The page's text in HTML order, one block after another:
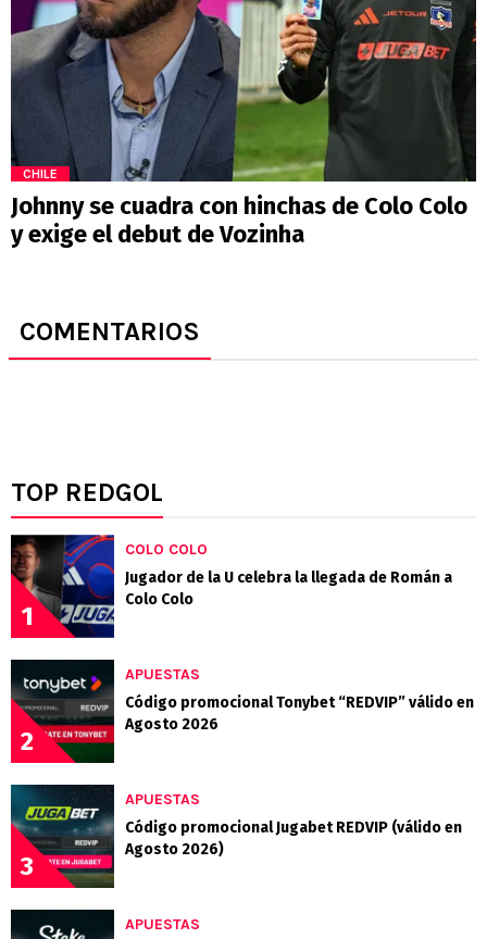
CHILE
Johnny se cuadra con hinchas de Colo Colo
y exige el debut de Vozinha
COMENTARIOS
TOP REDGOL
1
COLO COLO
Jugador de la U celebra la llegada de Román a
Colo Colo
2
APUESTAS
Código promocional Tonybet “REDVIP” válido en
Agosto 2026
3
APUESTAS
Código promocional Jugabet REDVIP (válido en
Agosto 2026)
APUESTAS